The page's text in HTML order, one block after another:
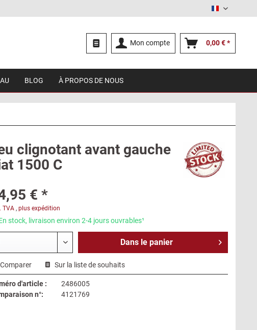
Français
Mon compte 0,00 € *
BLOG À PROPOS DE NOUS
clignotant avant gauche
1500 C
€ *
TVA, plus expédition
stock, livraison environ 2-4 jours ouvrables¹
Dans le panier
Comparer Sur la liste de souhaits
d'article :
2486005
n°:
4121769